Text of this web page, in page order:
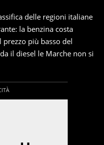
delle regioni italiane
la benzina costa
più basso del
il diesel le Marche non si